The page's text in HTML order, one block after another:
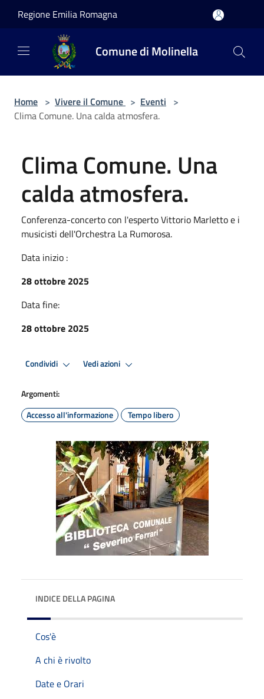
Regione Emilia Romagna
Comune di Molinella
Home > Vivere il Comune > Eventi >
Clima Comune. Una calda atmosfera.
Clima Comune. Una
calda atmosfera.
Conferenza-concerto con l'esperto Vittorio Marletto e i
musicisti dell'Orchestra La Rumorosa.
Data inizio :
28 ottobre 2025
Data fine:
28 ottobre 2025
Condividi Vedi azioni
Argomenti:
Accesso all'informazione
Tempo libero
INDICE DELLA PAGINA
Cos'è
A chi è rivolto
Date e Orari